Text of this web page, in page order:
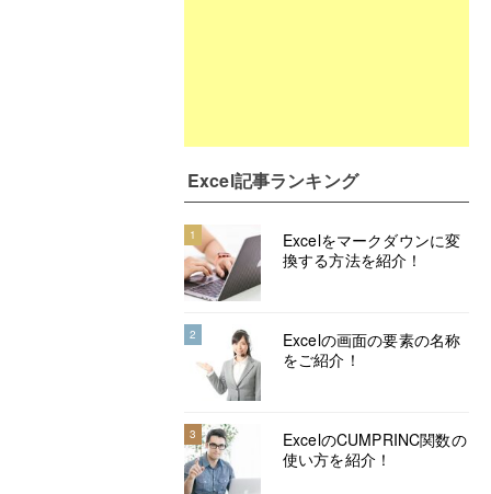
Excel記事ランキング
1
Excelをマークダウンに変
換する方法を紹介！
2
Excelの画面の要素の名称
をご紹介！
3
ExcelのCUMPRINC関数の
使い方を紹介！